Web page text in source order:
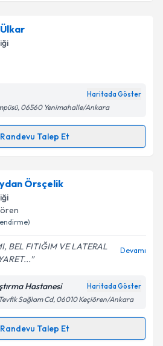
Utkuiçin randevu takvimi talebi
randevu almanız için bir
e-posta ile bilgilendireceğiz.
işlenmesine ilişkin
ve kişisel verilerimin belirtilen
Talebini Gönder
Haritada Göster
06560 Yenimahalle/Ankara
Randevu Talep Et
Talebi
için randevu takvimi talebi oluşturun.
almanız için bir takvim
posta ile bilgilendireceğiz.
işlenmesine ilişkin
Aydınlatma
ve kişisel verilerimin belirtilen
kabul ediyorum.
Örsçelik
BEL FITIĞIM VE LATERAL
Devamı
Hastanesi Haritada Göster
Sağlam Cd, 06010 Keçiören/Ankara
Randevu Talep Et
Talebi